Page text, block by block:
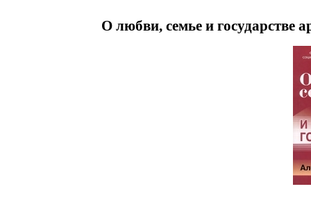
О любви, семье и государстве